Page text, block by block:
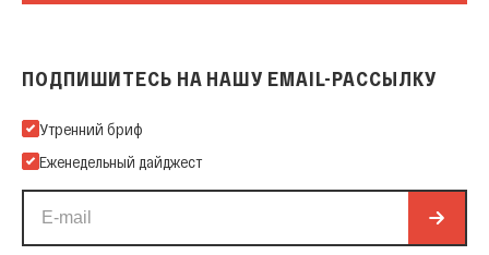
ПОДПИШИТЕСЬ НА НАШУ EMAIL-РАССЫЛКУ
Подпишитесь на нашу Email-рассылку
Утренний бриф
Еженедельный дайджест